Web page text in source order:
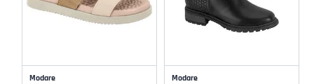
Modare Modare